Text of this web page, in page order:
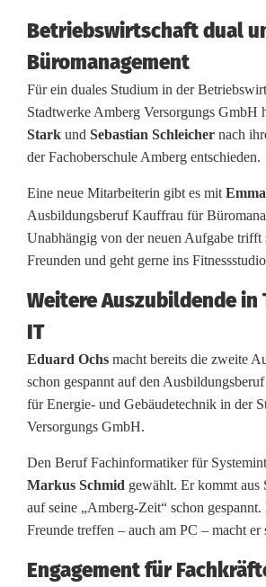
n
S
t
a
d
t
w
e
r
k
e
n
Betriebswirtschaft dual
Büromanagement
Für ein duales Studium in der
Stadtwerke Amberg Versorgungs GmbH
Stark und Sebastian Schleicher nach
der Fachoberschule Amberg entschieden.
Eine neue Mitarbeiterin gibt es mit
Ausbildungsberuf Kauffrau für
Unabhängig von der neuen Aufgabe trifft
Freunden und geht gerne ins
Weitere Auszubildende in
IT
Eduard Ochs macht bereits die zweite
schon gespannt auf den
für Energie- und Gebäudetechnik in der
Versorgungs GmbH.
Den Beruf Fachinformatiker für
Markus Schmid gewählt. Er kommt aus
auf seine „Amberg-Zeit“ schon
Freunde treffen – auch am PC – macht er
Engagement für